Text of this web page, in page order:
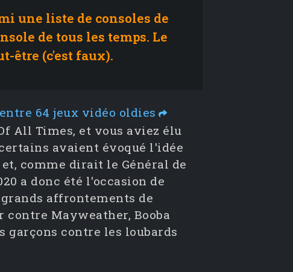
une liste de consoles de
de tous les temps. Le
être (c'est faux).
64 jeux vidéo oldies
All Times, et vous aviez élu
avaient évoqué l'idée
comme dirait le Général de
a donc été l'occasion de
affrontements de
contre Mayweather, Booba
garçons contre les loubards